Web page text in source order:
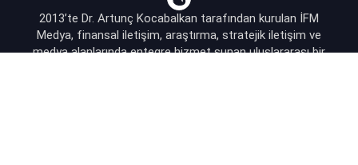
2013’te Dr. Artunç Kocabalkan tarafından kurulan İFM
Medya, finansal iletişim, araştırma, stratejik iletişim ve
medya alanlarında entegre hizmet sunan uluslararası bir